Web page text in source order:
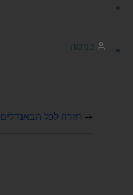
כניסה
חזרה לכל הבאנדלים